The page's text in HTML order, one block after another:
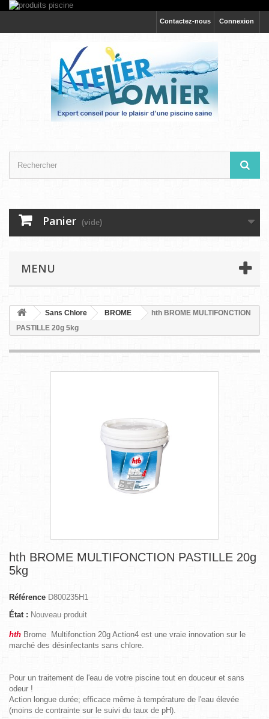
Connexion
Contactez-nous
Panier (vide)
MENU
Sans Chlore BROME
hth BROME MULTIFONCTION
PASTILLE 20g 5kg
hth BROME MULTIFONCTION PASTILLE 20g
5kg
Référence D800235H1
État : Nouveau produit
hth Brome Multifonction 20g Action4 est une vraie innovation sur le
marché des désinfectants sans chlore.
Pour un traitement de l'eau de votre piscine tout en douceur et sans
odeur !
Action longue durée; efficace même à température de l'eau élevée
(moins de contrainte sur le suivi du taux de pH).